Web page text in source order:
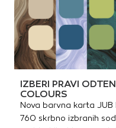
IZBERI PRAVI
COLOURS
Nova barvna karta
760 skrbno izbranih